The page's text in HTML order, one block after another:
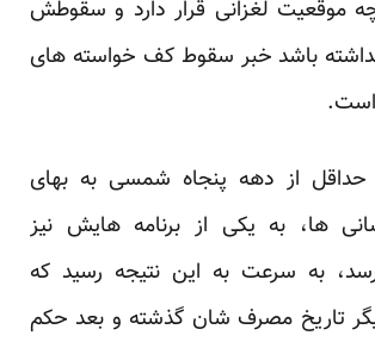
چه موقعیت لغزانی قرار دارد و سقوطش
باشد خبر سقوط کف خواسته های
است.
حداقل از دهه پنجاه شمسی به بهای
ها، به یکی از برنامه هایش نیز
به سرعت به این نتیجه رسید که
تاریخ مصرف شان گذشته و بعد حکم